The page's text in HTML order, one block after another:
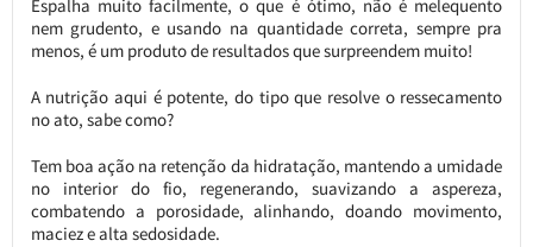
Espalha muito facilmente, o que é ótimo, não é melequento
nem grudento, e usando na quantidade correta, sempre pra
menos, é um produto de resultados que surpreendem muito!
A nutrição aqui é potente, do tipo que resolve o ressecamento
no ato, sabe como?
Tem boa ação na retenção da hidratação, mantendo a umidade
no interior do fio, regenerando, suavizando a aspereza,
combatendo a porosidade, alinhando, doando movimento,
maciez e alta sedosidade.